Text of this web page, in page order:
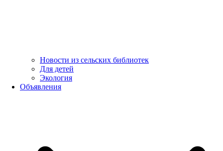
Новости из сельских библиотек
Для детей
Экология
Объявления